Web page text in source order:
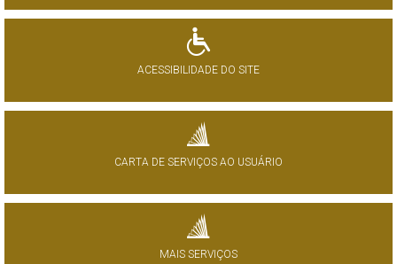
ACESSIBILIDADE DO SITE
CARTA DE SERVIÇOS AO USUÁRIO
MAIS SERVIÇOS